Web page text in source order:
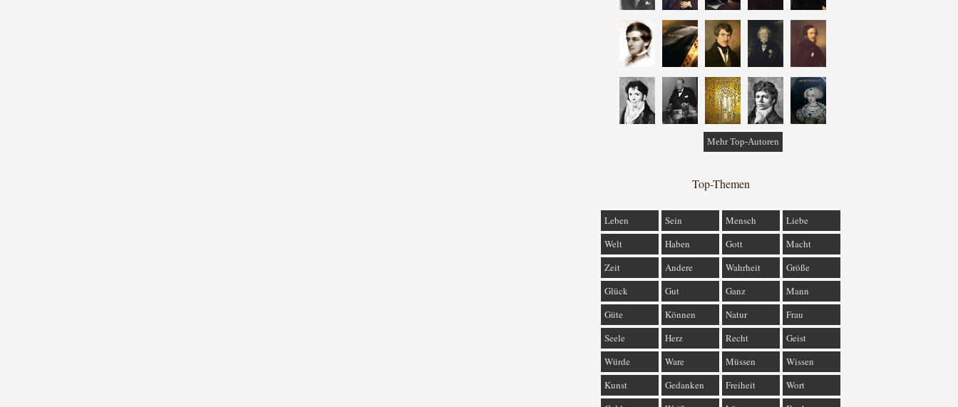
Mehr Top-Autoren
Top-Themen
Leben Sein Mensch
Liebe
Welt
Haben Gott
Macht
Zeit
Andere Wahrheit
Größe
Glück
Gut Ganz
Mann
Güte
Können Natur
Frau
Seele
Herz Recht
Geist
Würde
Ware Müssen
Wissen
Kunst
Gedanken Freiheit
Wort